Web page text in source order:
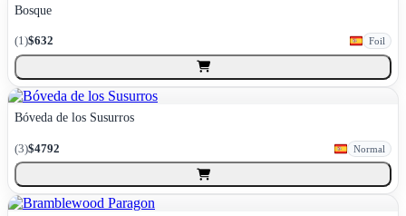
Bosque
(1)$632 Foil
Bóveda de los Susurros
(3)$4792 Normal